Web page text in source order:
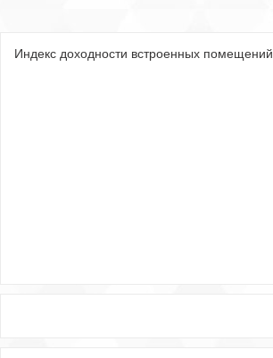
Индекс доходности встроенных помещений